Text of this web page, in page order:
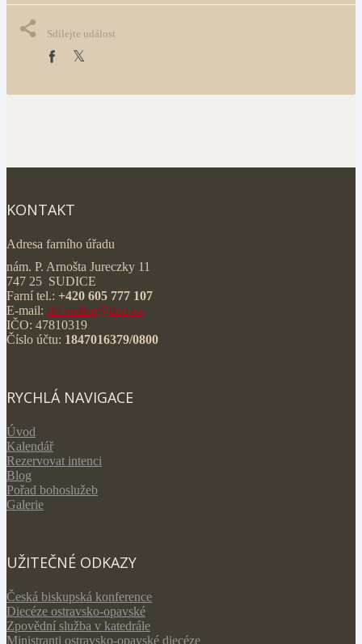
Sdílejte událost
KONTAKT
Adresa farního úřadu
nám. P. Arnošta Jureczky 11
747 25 SUDICE
Farní tel.: +420 605 777 107
E-mail: rkf.sudice@doo.cz
IČO: 47810319
Číslo účtu: 1847016379/0800
RYCHLÁ NAVIGACE
Úvod
Kalendář
Rezervovat intenci
Blog
Pořad bohoslužeb
Galerie
UŽITEČNÉ ODKAZY
Česká biskupská konference
Diecéze ostravsko-opavské
Zpovědní služba v katedrále
Ministranti ostravsko-opavské diecéze